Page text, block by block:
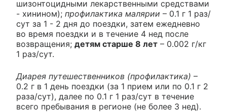
шизонтоцидными лекарственными средствами
- хинином); профилактика малярии – 0.1 г 1 раз/
сут за 1 - 2 дня до поездки, затем ежедневно
во время поездки и в течение 4 нед после
возвращения; детям старше 8 лет – 0.002 г/кг
1 раз/сут.
Диарея путешественников (профилактика) –
0.2 г в 1 день поездки (за 1 прием или по 0.1 г 2
раза/сут), далее по 0.1 г 1 раз/сут в течение
всего пребывания в регионе (не более 3 нед).